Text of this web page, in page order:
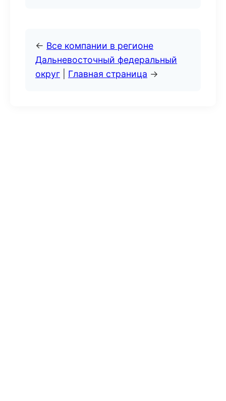
← Все компании в регионе
Дальневосточный федеральный
округ
Главная страница →